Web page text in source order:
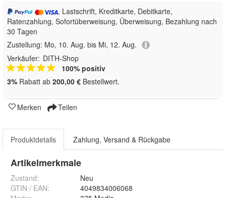
, Lastschrift, Kreditkarte, Debitkarte,
Ratenzahlung, Sofortüberweisung, Überweisung, Bezahlung nach
30 Tagen
Zustellung: Mo, 10. Aug. bis Mi, 12. Aug.
Verkäufer: DITH-Shop
100% positiv
3% Rabatt ab 200,00 € Bestellwert.
Merken Teilen
Produktdetails Zahlung, Versand & Rückgabe
Artikelmerkmale
Zustand:
Neu
GTIN / EAN:
4049834006068